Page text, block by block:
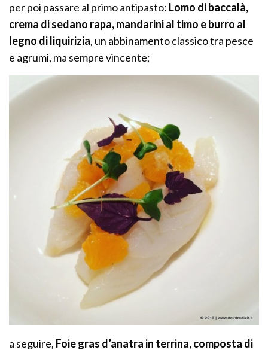
per poi passare al primo antipasto: Lomo di baccalà,
crema di sedano rapa, mandarini al timo e burro al
legno di liquirizia, un abbinamento classico tra pesce
e agrumi, ma sempre vincente;
a seguire, Foie gras d’anatra in terrina, composta di